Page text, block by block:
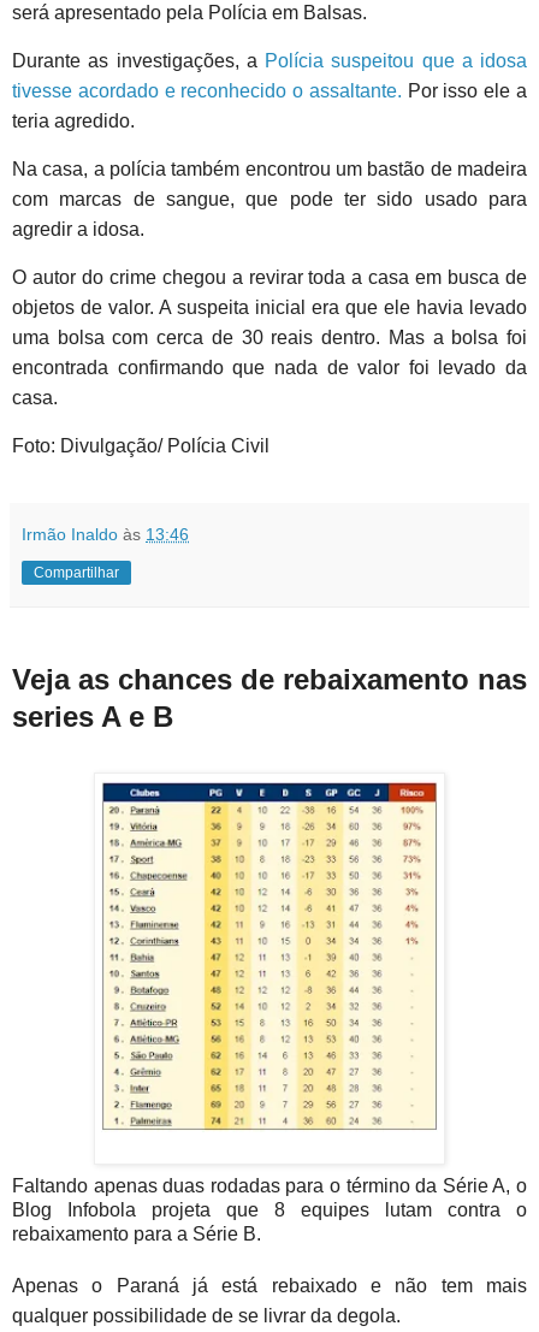
será apresentado pela Polícia em Balsas.
Durante as investigações, a Polícia suspeitou que a idosa
tivesse acordado e reconhecido o assaltante. Por isso ele a
teria agredido.
Na casa, a polícia também encontrou um bastão de madeira
com marcas de sangue, que pode ter sido usado para
agredir a idosa.
O autor do crime chegou a revirar toda a casa em busca de
objetos de valor. A suspeita inicial era que ele havia levado
uma bolsa com cerca de 30 reais dentro. Mas a bolsa foi
encontrada confirmando que nada de valor foi levado da
casa.
Foto: Divulgação/ Polícia Civil
Irmão Inaldo às 13:46
Compartilhar
Veja as chances de rebaixamento nas
series A e B
Faltando apenas duas rodadas para o término da Série A, o
Blog Infobola projeta que 8 equipes lutam contra o
rebaixamento para a Série B.
Apenas o Paraná já está rebaixado e não tem mais
qualquer possibilidade de se livrar da degola.